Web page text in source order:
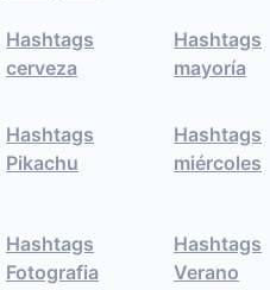
Hashtags
cerveza
Hashtags
mayoría
Hashtags
Pikachu
Hashtags
miércoles
Hashtags
Fotografia
Hashtags
Verano